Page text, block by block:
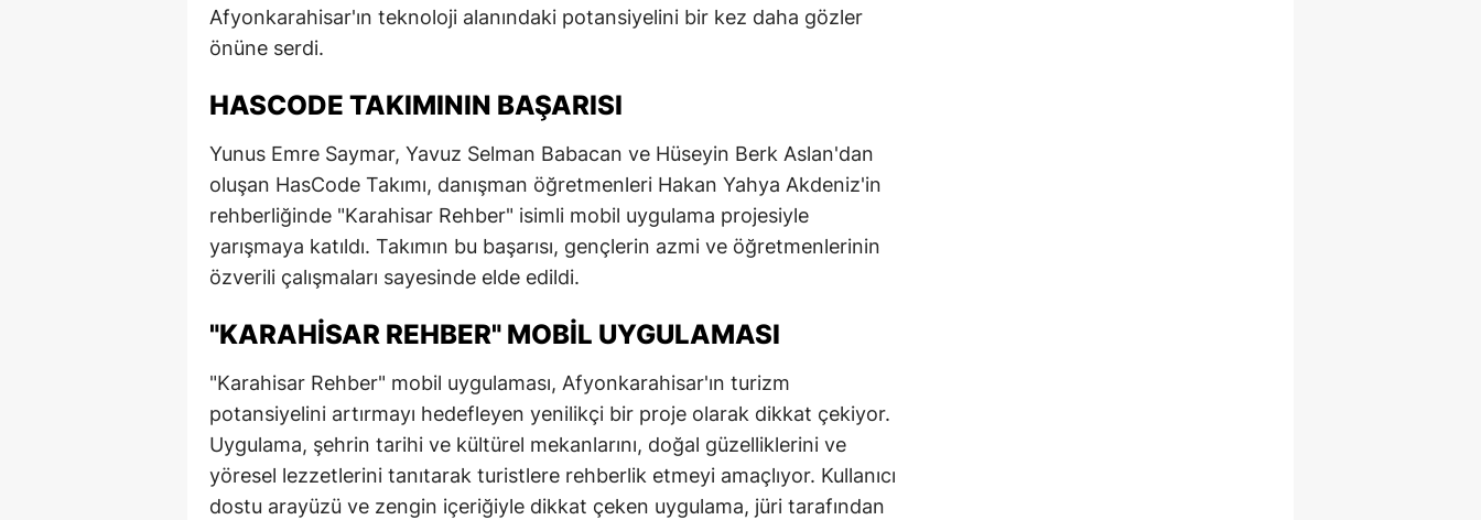
Elazığ
Erzurum
Eskişehir
Gaziantep
Giresun
Gümüşhane
Hakkari
Hatay
Isparta
Mersin
İstanbul
Afyonkarahisar'ın teknoloji alanındaki potansiyelini bir kez daha gözler
önüne serdi.
HASCODE TAKIMININ BAŞARISI
Yunus Emre Saymar, Yavuz Selman Babacan ve Hüseyin Berk Aslan'dan
oluşan HasCode Takımı, danışman öğretmenleri Hakan Yahya Akdeniz'in
rehberliğinde "Karahisar Rehber" isimli mobil uygulama projesiyle
yarışmaya katıldı. Takımın bu başarısı, gençlerin azmi ve öğretmenlerinin
özverili çalışmaları sayesinde elde edildi.
"KARAHISAR REHBER" MOBIL UYGULAMASI
"Karahisar Rehber" mobil uygulaması, Afyonkarahisar'ın turizm
potansiyelini artırmayı hedefleyen yenilikçi bir proje olarak dikkat çekiyor.
Uygulama, şehrin tarihi ve kültürel mekanlarını, doğal güzelliklerini ve
yöresel lezzetlerini tanıtarak turistlere rehberlik etmeyi amaçlıyor. Kullanıcı
dostu arayüzü ve zengin içeriğiyle dikkat çeken uygulama, jüri tarafından